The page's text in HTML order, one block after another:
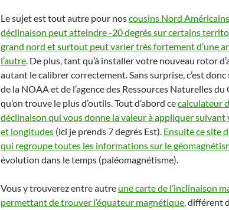
Le sujet est tout autre pour noscousins Nord
déclinaison peut atteindre -20 degrés sur certains
grand nord et surtout peut varier très fortement d’une
l’autre. De plus, tant qu’à installer votre nouveau rotor
autant le calibrer correctement. Sans surprise, c’est donc
de la NOAA et de l’agence des Ressources Naturelles du
qu’on trouve le plus d’outils. Tout d’abord cecalculateur
déclinaison qui vous donne la valeur à appliquer
et longitudes (ici je prends 7 degrés Est). Ensuite ce site
qui regroupe toutes les informations sur le
évolution dans le temps (paléomagnétisme).
Vous y trouverez entre autre une carte de l’inclinaison
permettant de trouver l’équateur magnétique, différent